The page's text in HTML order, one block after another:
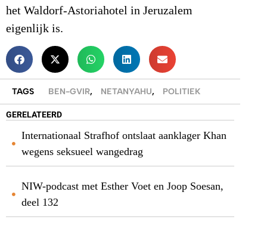
het Waldorf-Astoriahotel in Jeruzalem
eigenlijk is.
TAGS BEN-GVIR, NETANYAHU, POLITIEK
GERELATEERD
Internationaal Strafhof ontslaat aanklager Khan
wegens seksueel wangedrag
NIW-podcast met Esther Voet en Joop Soesan,
deel 132